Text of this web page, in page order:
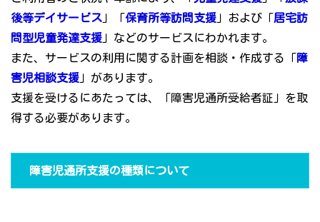
後等デイサービス 」「保育所等訪問支援 」および「居宅訪
問型児童発達支援 」などのサービスにわかれます。
また、サービスの利用に関する計画を相談・作成する「障
害児相談支援 」があります。
支援を受けるにあたっては、「障害児通所受給者証」を取
得する必要があります。
障害児通所支援の種類について